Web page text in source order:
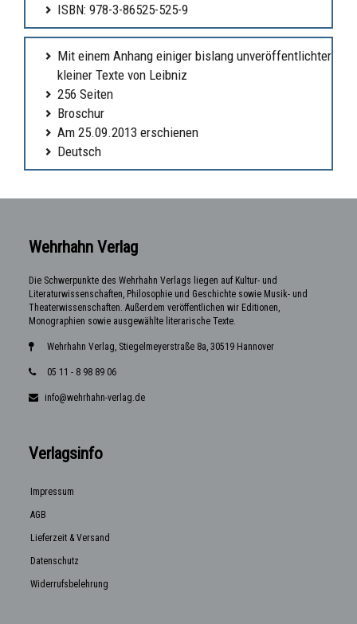
ISBN: 978-3-86525-525-9
Mit einem Anhang einiger bislang unveröffentlichter
kleiner Texte von Leibniz
256 Seiten
Broschur
Am 25.09.2013 erschienen
Deutsch
Wehrhahn Verlag
Die Schwerpunkte des Wehrhahn Verlags liegen auf Kultur- und
Literaturwissenschaften, Philosophie und Geschichte sowie Musik- und
Theaterwissenschaften. Außerdem veröffentlichen wir Editionen,
Monographien sowie ausgewählte literarische Texte.
Wehrhahn Verlag, Stiegelmeyerstraße 8a, 30519 Hannover
05 11 - 8 98 89 06
info@wehrhahn-verlag.de
Verlagsinfo
Impressum
AGB
Lieferzeit & Versand
Datenschutz
Widerrufsbelehrung